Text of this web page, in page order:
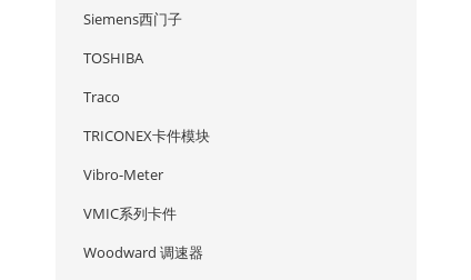
Siemens西门子
TOSHIBA
Traco
TRICONEX卡件模块
Vibro-Meter
VMIC系列卡件
Woodward 调速器